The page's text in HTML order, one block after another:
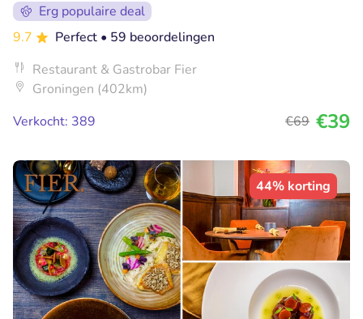
Erg populaire deal
9.7
Perfect • 59 beoordelingen
Restaurant & Gastrobar Fier
Groningen (402km)
Verkocht: 389
€69 €39
44% korting